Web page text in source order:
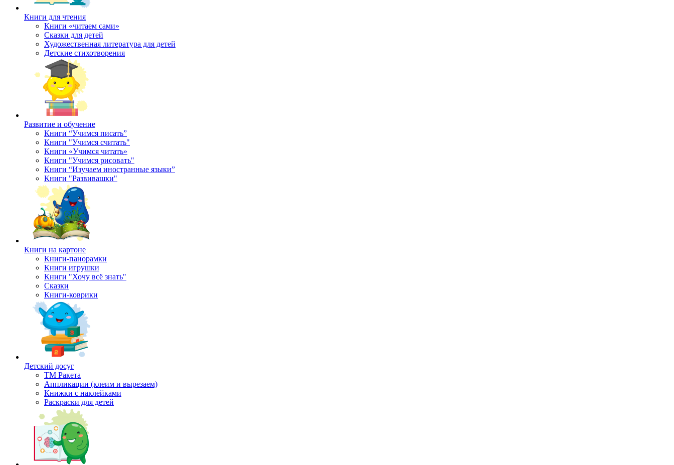
Книги для чтения
Книги «читаем сами»
Сказки для детей
Художественная литература для детей
Детские стихотворения
Развитие и обучение
Книги “Учимся писать”
Книги "Учимся считать"
Книги «Учимся читать»
Книги "Учимся рисовать"
Книги “Изучаем иностранные языки”
Книги "Развивашки"
Книги на картоне
Книги-панорамки
Книги игрушки
Книги "Хочу всё знать"
Сказки
Книги-коврики
Детский досуг
ТМ Ракета
Аппликации (клеим и вырезаем)
Книжки с наклейками
Раскраски для детей